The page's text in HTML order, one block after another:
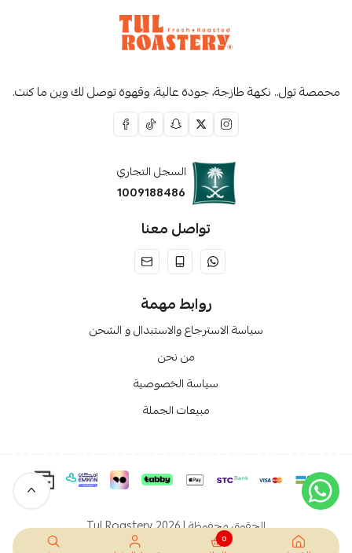
محمصة تول.. نكهة طازجة، جودة عالية، وقهوة توصل لك وين ما كنت.
السجل التجاري
1009188486
تواصل معنا
روابط مهمة
سياسة الاسترجاع والاستبدال و الشحن
من نحن
سياسة الخصوصية
مبيعات الجملة
الحقوق محفوظة | 2026 Tul Roastery
0